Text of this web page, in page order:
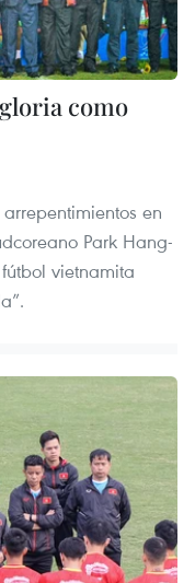
como
en
Park Hang-
vietnamita